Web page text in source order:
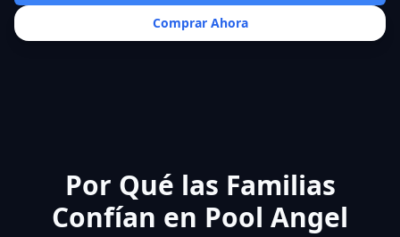
Comprar Ahora
Por Qué las Familias
Confían en Pool Angel